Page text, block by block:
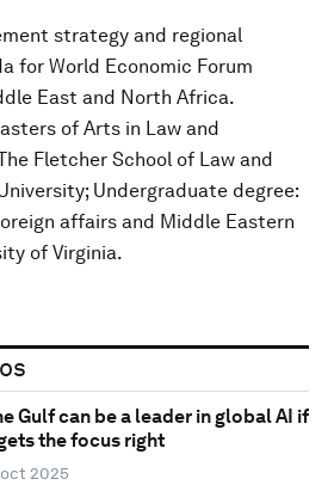
strategy and regional
for World Economic Forum
East and North Africa.
of Arts in Law and
Fletcher School of Law and
Undergraduate degree:
affairs and Middle Eastern
of Virginia.
Gulf can be a leader in global AI if
the focus right
oct 2025